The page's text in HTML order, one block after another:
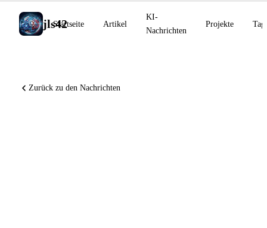
jls42
Startseite Artikel
KI-
Nachrichten
Projekte
Zurück zu den Nachrichten